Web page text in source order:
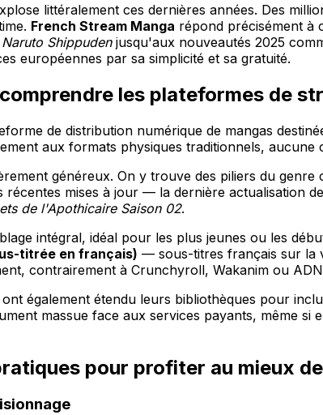
littéralement ces dernières années. Des
French Stream Manga répond précisément à
Naruto Shippudenjusqu'aux nouveautés 2025
européennes par sa simplicité et sa gratuité.
les plateformes de
de distribution numérique de mangas
aux formats physiques traditionnels,
généreux. On y trouve des piliers du genre
récentes mises à jour — la dernière actualisation
de l'Apothicaire Saison 02.
intégral, idéal pour les plus jeunes ou les
titrée en français) — sous-titres français sur la
contrairement à Crunchyroll, Wakanim ou
également étendu leurs bibliothèques pour
massue face aux services payants, même si
pour profiter au mieux